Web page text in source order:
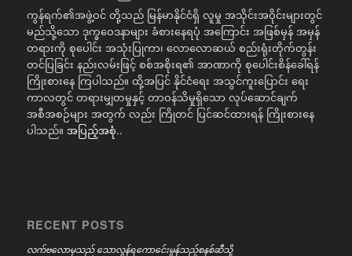
ကွန်ရက်၏အဖွဲ့ဝင် တို့သည် မြန်မာနိုင်ငံရှိ လူမှု အသိုင်းအဝိုင်းများတွင်
မည်သို့သော ဒုက္ခဝေဒနာများ ခံစားနေရပုံ အကြောင်း အဖြစ်မှန် အမှန်
တရားကို စုပေါင်း အသုံးပြုကာ၊ လောလောဆယ် စည်းရုံးတိုက်တွန်း
တင်ပြခြင်း နည်းလမ်းဖြင့် စစ်အစိုးရ၏ အာဏာကို စုပေါင်းစိန်ခေါ်ရန်
ကြိုးစားနေ ကြပါသည်။ ထို့အပြင် နိုင်ငံရေး အသွင်ကူးပြောင်း ရေး
ကာလတွင် တရားမျှတမှုနှင့် တာဝန်သိမှုရှိသော လုပ်ဆောင်ချက်
အစီအစဉ်များ အတွက် လည်း ကြိုတင် ပြင်ဆင်ထားရန် ကြိုးစားနေ
ပါသည်။ အပြည့်အစုံ..
RECENT POSTS
လက်ဗလောမှသည် သောလွန်ရကောင်ေးမွန်သည့်စနစ်ဆီသို့